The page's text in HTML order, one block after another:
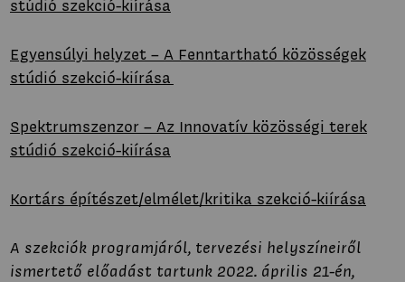
stúdió szekció-kiírása
Egyensúlyi helyzet – A Fenntartható közösségek
stúdió szekció-kiírása
Spektrumszenzor – Az Innovatív közösségi terek
stúdió szekció-kiírása
Kortárs építészet/elmélet/kritika szekció-kiírása
A szekciók programjáról, tervezési helyszíneiről
ismertető előadást tartunk 2022. április 21-én,